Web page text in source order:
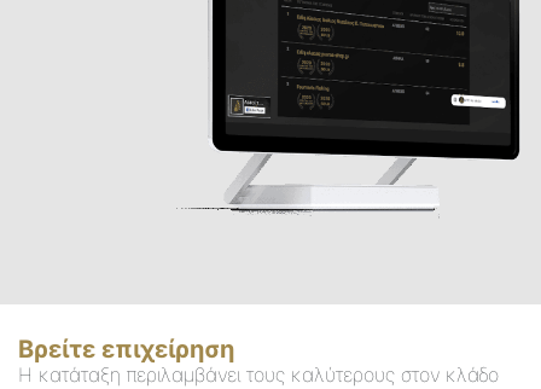
Βρείτε επιχείρηση
Η κατάταξη περιλαμβάνει τους καλύτερους στον κλάδο